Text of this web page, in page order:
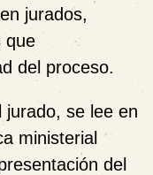
jurados,
que
del proceso.
jurado, se lee en
ministerial
del